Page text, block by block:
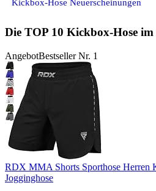
Die TOP 10 Kickbox-Hose
AngebotBestseller Nr. 1
RDX MMA Shorts Sporthose Herren
Jogginghose